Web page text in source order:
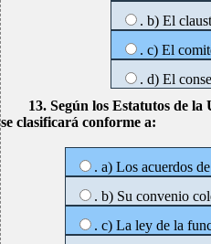
. b) El
. c) El
. d) El
13. Según los Estatutos de
se clasificará conforme a:
. a) Los acuerdos
. b) Su convenio
. c) La ley de la